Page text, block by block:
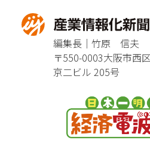
ナ
ビ
ゲー
ショ
編集長｜竹原 信夫
〒550-0003大阪市西
京二ビル 205号